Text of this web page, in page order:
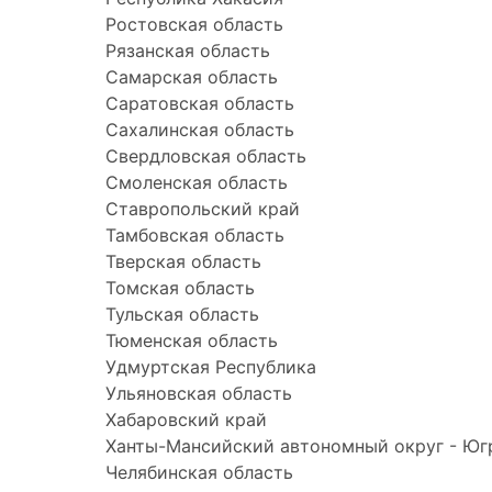
Ростовская область
Рязанская область
Самарская область
Саратовская область
Сахалинская область
Свердловская область
Смоленская область
Ставропольский край
Тамбовская область
Тверская область
Томская область
Тульская область
Тюменская область
Удмуртская Республика
Ульяновская область
Хабаровский край
Ханты-Мансийский автономный округ -
Челябинская область